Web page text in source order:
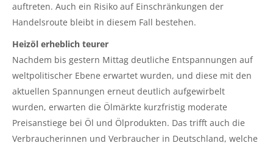
auftreten. Auch ein Risiko auf Einschränkungen der
Handelsroute bleibt in diesem Fall bestehen.
Heizöl erheblich teurer
Nachdem bis gestern Mittag deutliche Entspannungen auf
weltpolitischer Ebene erwartet wurden, und diese mit den
aktuellen Spannungen erneut deutlich aufgewirbelt
wurden, erwarten die Ölmärkte kurzfristig moderate
Preisanstiege bei Öl und Ölprodukten. Das trifft auch die
Verbraucherinnen und Verbraucher in Deutschland, welche